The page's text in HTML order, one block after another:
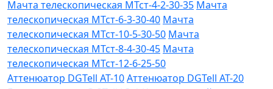
Мачта телескопическая МТст-4-2-30-35 Мачта
телескопическая МТст-6-3-30-40 Мачта
телескопическая МТст-10-5-30-50 Мачта
телескопическая МТст-8-4-30-45 Мачта
телескопическая МТст-12-6-25-50
Аттенюатор DGTell AT-10Аттенюатор DGTell AT-20